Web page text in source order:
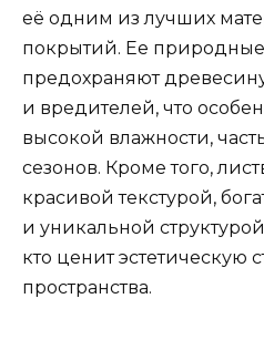
её одним из лучших
покрытий. Ее
предохраняют
и вредителей, что
высокой влажности,
сезонов. Кроме того,
красивой текстурой,
и уникальной
кто ценит эстетическую
пространства.